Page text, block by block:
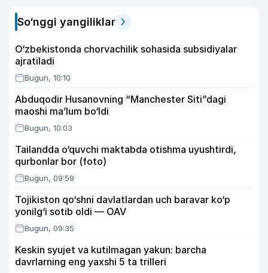
So‘nggi yangiliklar
O‘zbekistonda chorvachilik sohasida subsidiyalar
ajratiladi
Bugun, 10:10
Abduqodir Husanovning “Manchester Siti”dagi
maoshi ma’lum bo‘ldi
Bugun, 10:03
Tailandda o‘quvchi maktabda otishma uyushtirdi,
qurbonlar bor (foto)
Bugun, 09:59
Tojikiston qo‘shni davlatlardan uch baravar ko‘p
yonilg‘i sotib oldi — OAV
Bugun, 09:35
Keskin syujet va kutilmagan yakun: barcha
davrlarning eng yaxshi 5 ta trilleri